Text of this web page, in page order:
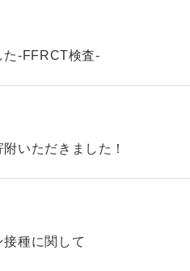
た-FFRCT検査-
いただきました！
種に関して